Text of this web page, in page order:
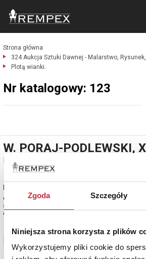
Zgoda Szczegóły
Niniejsza strona korzysta z plików
Wykorzystujemy pliki cookie do
Strona główna
324 Aukcja Sztuki Dawnej - Malarstwo,
Plotą wianki.
Nr katalogowy: 123
W. PORAJ-PODLEWSKI,
Nr katalogowy: 123
olej, płótno; 58,5 x 90 cm;
sygn. i dat. p. d.: W. Poraj-Podlewski 1933.
estymacja: 4 300 - 4 800 zł